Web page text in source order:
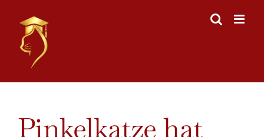
content
Larger
Image
Pinkelkatze hat